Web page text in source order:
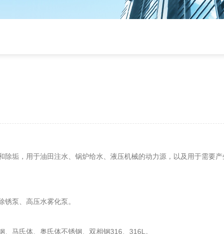
垢，用于油田注水、锅炉给水、液压机械的动力源，以及用于需要
泵、高压水雾化泵。
马氏体、奥氏体不锈钢、双相钢316、316L。